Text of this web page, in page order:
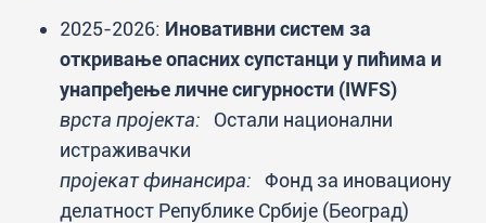
2025-2026: Иновативни систем за
откривање опасних супстанци у пићима и
унапређење личне сигурности (IWFS)
врста пројекта: Остали национални
истраживачки
пројекат финансира: Фонд за иновациону
делатност Републике Србије (Београд)